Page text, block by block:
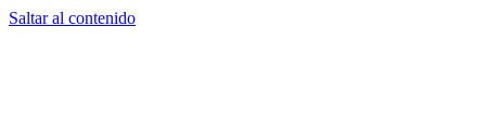
Saltar al contenido